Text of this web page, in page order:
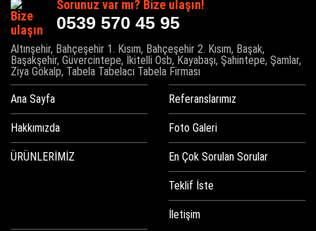
Sorunuz var mı? Bize ulaşın!
0539 570 45 95
Altınşehir, Bahçeşehir 1. Kısım, Bahçeşehir 2. Kısım, Başak,
Başakşehir, Güvercintepe, İkitelli Osb, Kayabaşı, Şahintepe, Şamlar,
Ziya Gökalp, Tabela Tabelacı Tabela Firması
Ana Sayfa
Hakkımızda
ÜRÜNLERİMİZ
Referanslarımız
Foto Galeri
En Çok Sorulan Sorular
Teklif İste
İletişim